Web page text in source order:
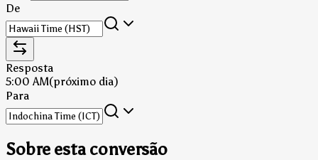
De
Resposta
5:00 AM(próximo dia)
Para
Sobre esta conversão